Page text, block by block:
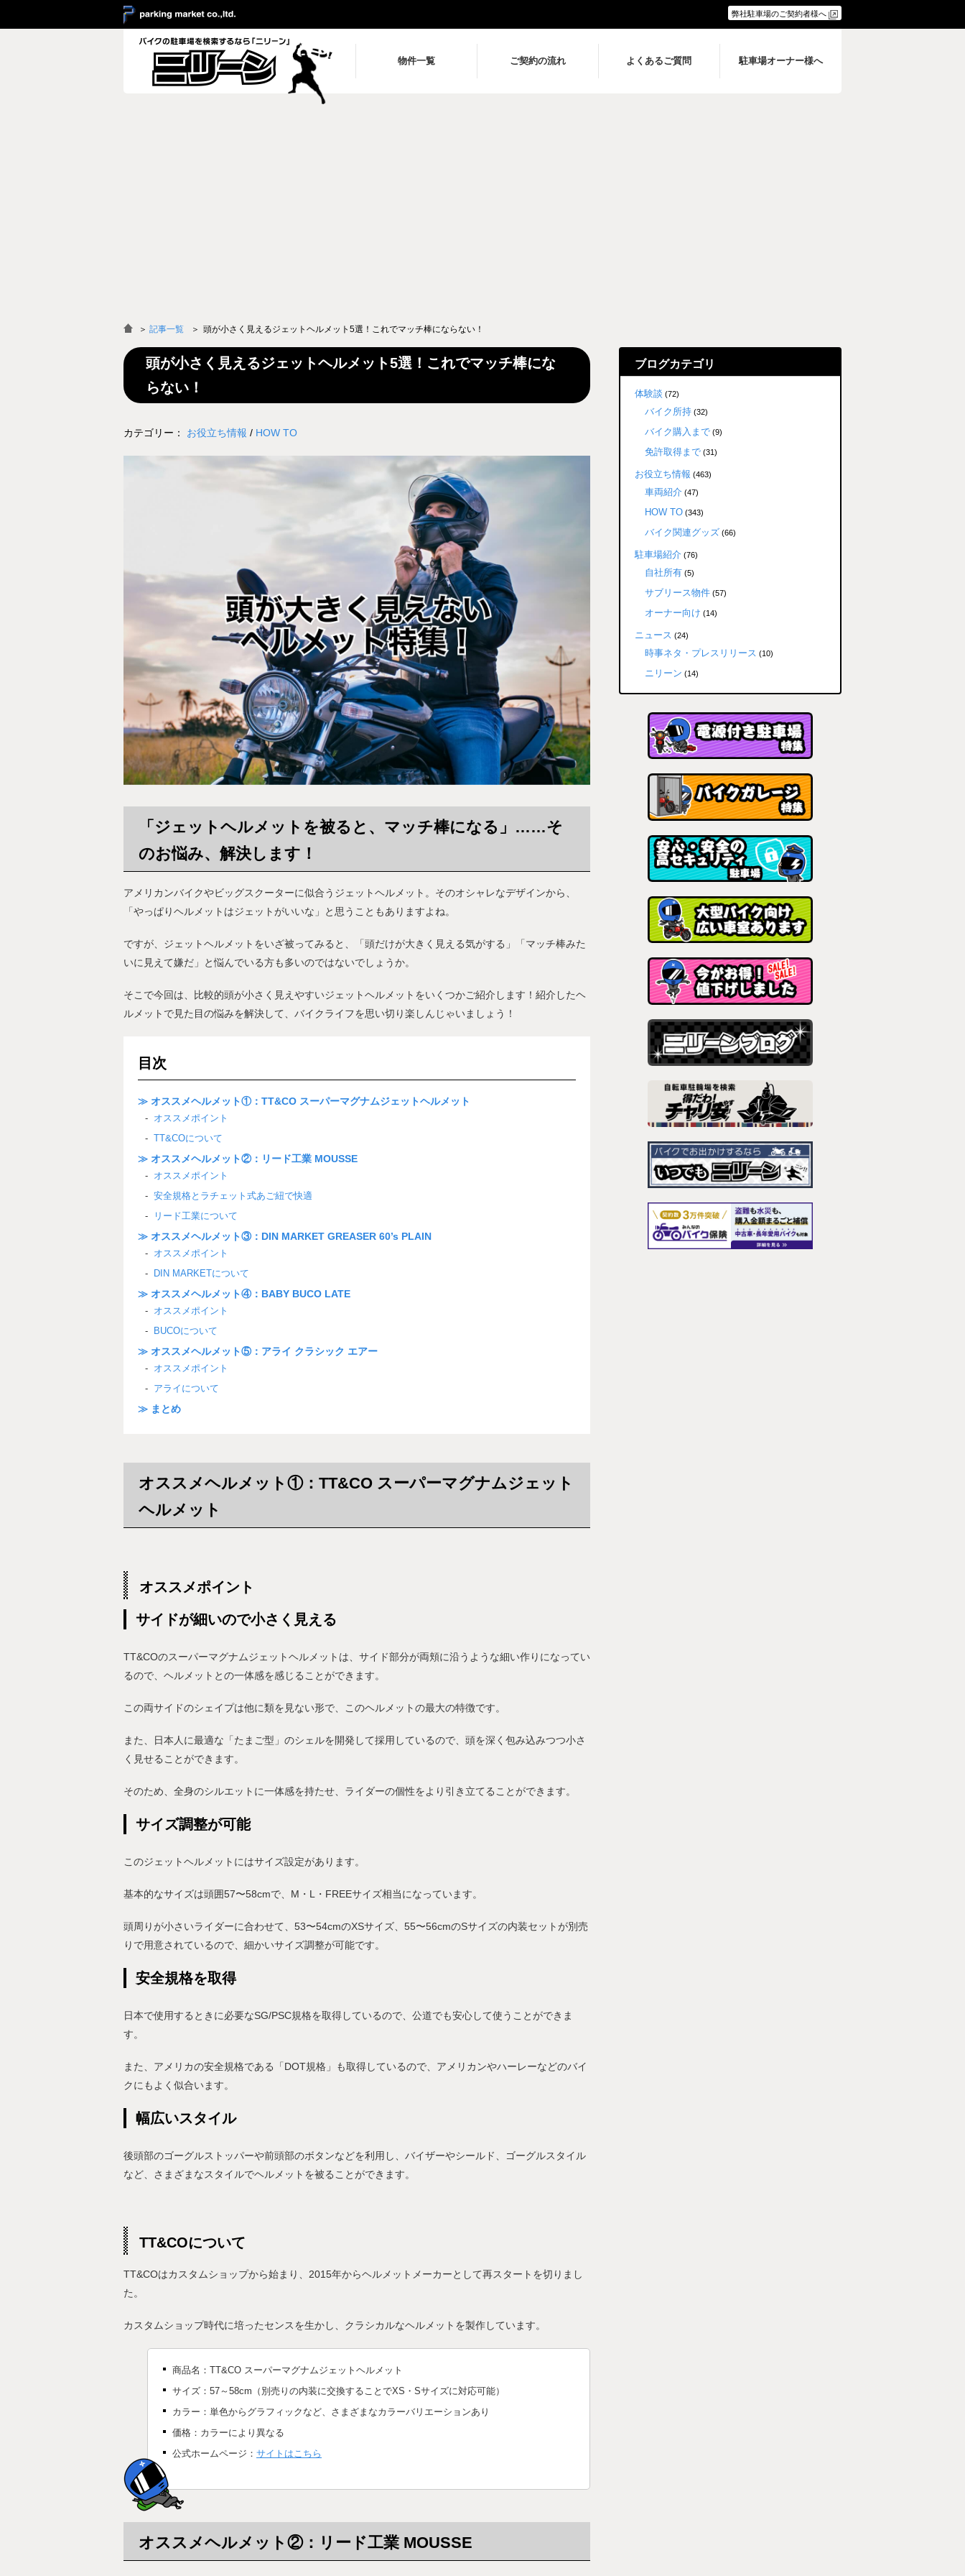
弊社駐車場のご契約者様へ
物件一覧 ご契約の流れ よくあるご質問 駐車場オーナー様へ
＞ 記事一覧 頭が小さく見えるジェットヘルメット5選！これでマッチ棒にならない！
頭が小さく見えるジェットヘルメット5選！これでマッチ棒にな
らない！
カテゴリー： お役立ち情報 / HOW TO
「ジェットヘルメットを被ると、マッチ棒になる」……そ
のお悩み、解決します！
アメリカンバイクやビッグスクーターに似合うジェットヘルメット。そのオシャレなデザインから、
「やっぱりヘルメットはジェットがいいな」と思うこともありますよね。
ですが、ジェットヘルメットをいざ被ってみると、「頭だけが大きく見える気がする」「マッチ棒みた
いに見えて嫌だ」と悩んでいる方も多いのではないでしょうか。
そこで今回は、比較的頭が小さく見えやすいジェットヘルメットをいくつかご紹介します！紹介したヘ
ルメットで見た目の悩みを解決して、バイクライフを思い切り楽しんじゃいましょう！
目次
≫ オススメヘルメット①：TT&CO スーパーマグナムジェットヘルメット
オススメポイント
TT&COについて
≫ オススメヘルメット②：リード工業 MOUSSE
オススメポイント
安全規格とラチェット式あご紐で快適
リード工業について
≫ オススメヘルメット③：DIN MARKET GREASER 60’s PLAIN
オススメポイント
DIN MARKETについて
≫ オススメヘルメット④：BABY BUCO LATE
オススメポイント
BUCOについて
≫ オススメヘルメット⑤：アライ クラシック エアー
オススメポイント
アライについて
≫ まとめ
オススメヘルメット①：TT&CO スーパーマグナムジェット
ヘルメット
オススメポイント
サイドが細いので小さく見える
TT&COのスーパーマグナムジェットヘルメットは、サイド部分が両頬に沿うような細い作りになってい
るので、ヘルメットとの一体感を感じることができます。
この両サイドのシェイプは他に類を見ない形で、このヘルメットの最大の特徴です。
また、日本人に最適な「たまご型」のシェルを開発して採用しているので、頭を深く包み込みつつ小さ
く見せることができます。
そのため、全身のシルエットに一体感を持たせ、ライダーの個性をより引き立てることができます。
サイズ調整が可能
このジェットヘルメットにはサイズ設定があります。
基本的なサイズは頭囲57〜58cmで、M・L・FREEサイズ相当になっています。
頭周りが小さいライダーに合わせて、53〜54cmのXSサイズ、55〜56cmのSサイズの内装セットが別売
りで用意されているので、細かいサイズ調整が可能です。
安全規格を取得
日本で使用するときに必要なSG/PSC規格を取得しているので、公道でも安心して使うことができま
す。
また、アメリカの安全規格である「DOT規格」も取得しているので、アメリカンやハーレーなどのバイ
クにもよく似合います。
幅広いスタイル
後頭部のゴーグルストッパーや前頭部のボタンなどを利用し、バイザーやシールド、ゴーグルスタイル
など、さまざまなスタイルでヘルメットを被ることができます。
TT&COについて
TT&COはカスタムショップから始まり、2015年からヘルメットメーカーとして再スタートを切りまし
た。
カスタムショップ時代に培ったセンスを生かし、クラシカルなヘルメットを製作しています。
商品名：TT&CO スーパーマグナムジェットヘルメット
サイズ：57～58cm（別売りの内装に交換することでXS・Sサイズに対応可能）
カラー：単色からグラフィックなど、さまざまなカラーバリエーションあり
価格：カラーにより異なる
公式ホームページ： サイトはこちら
オススメヘルメット②：リード工業 MOUSSE
ブログカテゴリ
体験談 (72)
バイク所持 (32)
バイク購入まで (9)
免許取得まで (31)
お役立ち情報 (463)
車両紹介 (47)
HOW TO (343)
バイク関連グッズ (66)
駐車場紹介 (76)
自社所有 (5)
サブリース物件 (57)
オーナー向け (14)
ニュース (24)
時事ネタ・プレスリリース (10)
ニリーン (14)